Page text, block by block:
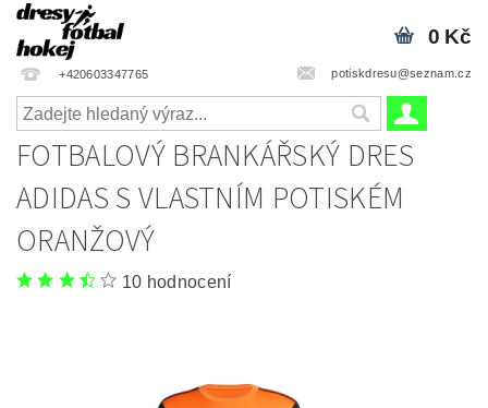
+420603347765 potiskdresu@seznam.cz
0 Kč
FOTBALOVÝ BRANKÁŘSKÝ DRES
ADIDAS S VLASTNÍM POTISKÉM
ORANŽOVÝ
10 hodnocení